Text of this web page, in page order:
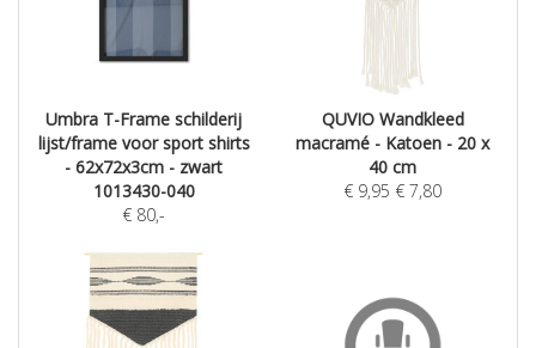
Umbra T-Frame schilderij
lijst/frame voor sport shirts
- 62x72x3cm - zwart
1013430-040
€ 80,-
QUVIO Wandkleed
macramé - Katoen - 20 x
40 cm
€ 9,95 € 7,80